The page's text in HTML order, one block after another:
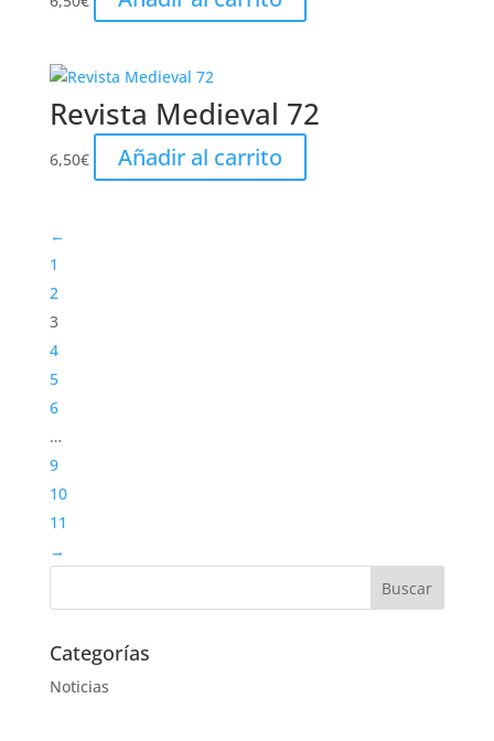
Revista Medieval 72
6,50€ Añadir al carrito
←
1
2
3
4
5
6
…
9
10
11
→
Categorías
Noticias